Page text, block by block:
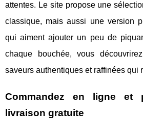
attentes. Le site propose une
classique, mais aussi une version
qui aiment ajouter un peu de
chaque bouchée, vous
saveurs authentiques et raffinées qui
Commandez en ligne et
livraison gratuite